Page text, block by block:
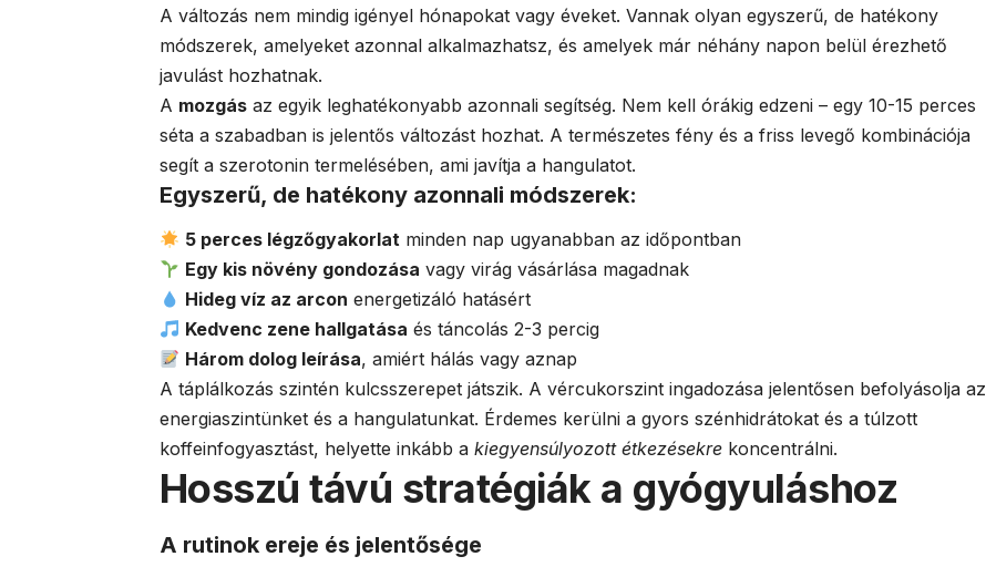
A változás nem mindig igényel hónapokat vagy éveket. Vannak olyan egyszerű, de hatékony
módszerek, amelyeket azonnal alkalmazhatsz, és amelyek már néhány napon belül érezhető
javulást hozhatnak.
A mozgás az egyik leghatékonyabb azonnali segítség. Nem kell órákig edzeni – egy 10-15 perces
séta a szabadban is jelentős változást hozhat. A természetes fény és a friss levegő kombinációja
segít a szerotonin termelésében, ami javítja a hangulatot.
Egyszerű, de hatékony azonnali módszerek:
5 perces légzőgyakorlat minden nap ugyanabban az időpontban
Egy kis növény gondozása vagy virág vásárlása magadnak
Hideg víz az arcon energetizáló hatásért
Kedvenc zene hallgatása és táncolás 2-3 percig
Három dolog leírása, amiért hálás vagy aznap
A táplálkozás szintén kulcsszerepet játszik. A vércukorszint ingadozása jelentősen befolyásolja az
energiaszintünket és a hangulatunkat. Érdemes kerülni a gyors szénhidrátokat és a túlzott
koffeinfogyasztást, helyette inkább a kiegyensúlyozott étkezésekre koncentrálni.
Hosszú távú stratégiák a gyógyuláshoz
A rutinok ereje és jelentősége